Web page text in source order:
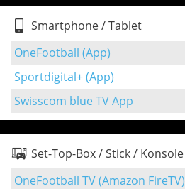
Smartphone / Tablet
OneFootball (App)
Sportdigital+ (App)
Swisscom blue TV App
Set-Top-Box / Stick / Konsole
OneFootball TV (Amazon FireTV)